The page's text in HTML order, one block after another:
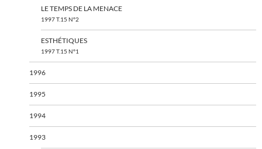
LE TEMPS DE LA MENACE
1997 T.15 N°2
ESTHÉTIQUES
1997 T.15 N°1
1996
1995
1994
1993